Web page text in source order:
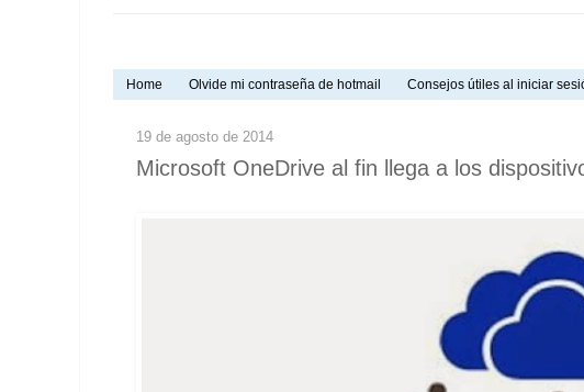
Home Olvide mi contraseña de hotmail Consejos útiles al iniciar
19 de agosto de 2014
Microsoft OneDrive al fin llega a los